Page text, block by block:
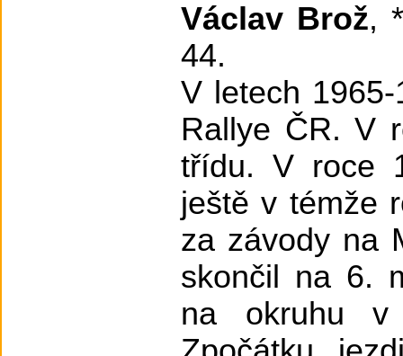
Václav Brož,
44.
V letech
Rallye ČR. V
třídu. V roce
ještě v témže
za závody na
skončil na 6.
na okruhu v